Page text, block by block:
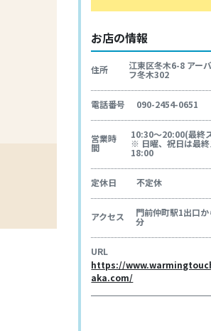
お店の情報
住所 江東区冬木6-8 アー
フ冬木302
電話番号 090-2454-0651
営業時
間
10:30～20:00(最終
※ 日曜、祝日は最終
18:00
定休日 不定休
アクセス 門前仲町駅1出口
分
URL
https://
aka.com/